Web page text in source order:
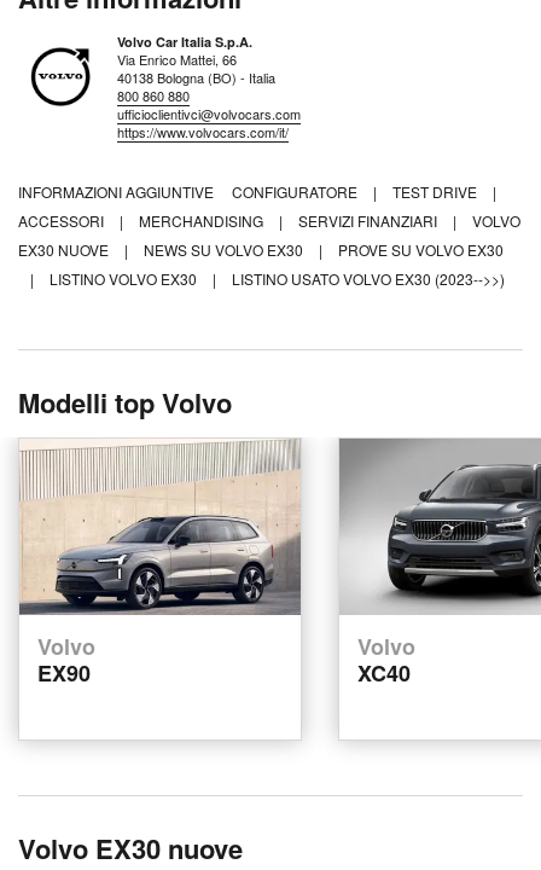
Volvo Car Italia S.p.A.
Via Enrico Mattei, 66
40138 Bologna (BO) - Italia
800 860 880
ufficioclientivci@volvocars.com
https://www.volvocars.com/it/
INFORMAZIONI AGGIUNTIVE CONFIGURATORE | TEST DRIVE
|
ACCESSORI
| MERCHANDISING | SERVIZI FINANZIARI |
VOLVO
EX30 NUOVE
| NEWS SU VOLVO EX30 |
PROVE SU VOLVO EX30
|
LISTINO VOLVO EX30 | LISTINO USATO VOLVO EX30 (2023-->>)
Modelli top Volvo
Volvo
EX90
Volvo
XC40
Volvo EX30 nuove